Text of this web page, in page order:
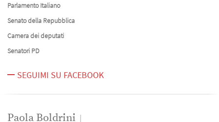
Parlamento Italiano
Senato della Repubblica
Camera dei deputati
Senatori PD
SEGUIMI SU FACEBOOK
Paola Boldrini